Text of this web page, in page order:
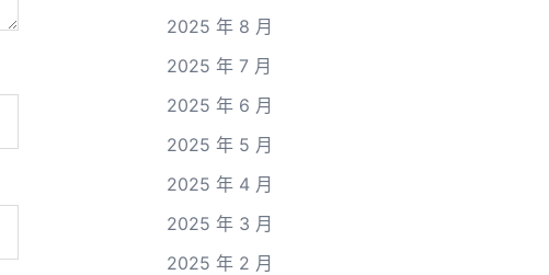
2025 年 8 月
2025 年 7 月
2025 年 6 月
2025 年 5 月
2025 年 4 月
2025 年 3 月
2025 年 2 月